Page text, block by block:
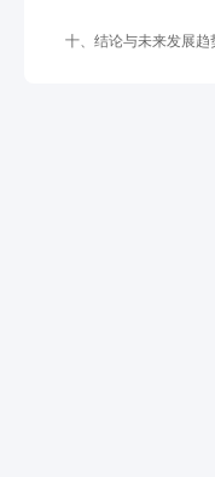
十、结论与未来发展趋